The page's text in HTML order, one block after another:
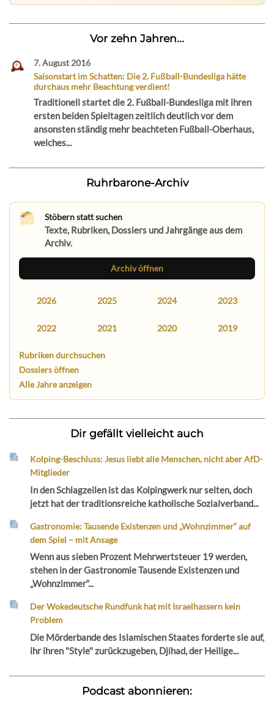
Vor zehn Jahren...
7. August 2016
Saisonstart im Schatten: Die 2. Fußball-Bundesliga hätte
durchaus mehr Beachtung verdient!
Traditionell startet die 2. Fußball-Bundesliga mit ihren
ersten beiden Spieltagen zeitlich deutlich vor dem
ansonsten ständig mehr beachteten Fußball-Oberhaus,
welches...
Ruhrbarone-Archiv
Stöbern statt suchen
Texte, Rubriken, Dossiers und Jahrgänge aus dem
Archiv.
Archiv öffnen
2026 2025 2024 2023
2022 2021 2020 2019
Rubriken durchsuchen
Dossiers öffnen
Alle Jahre anzeigen
Dir gefällt vielleicht auch
Kolping-Beschluss: Jesus liebt alle Menschen, nicht aber AfD-
Mitglieder
In den Schlagzeilen ist das Kolpingwerk nur selten, doch
jetzt hat der traditionsreiche katholische Sozialverband...
Gastronomie: Tausende Existenzen und „Wohnzimmer“ auf
dem Spiel – mit Ansage
Wenn aus sieben Prozent Mehrwertsteuer 19 werden,
stehen in der Gastronomie Tausende Existenzen und
„Wohnzimmer“...
Der Wokedeutsche Rundfunk hat mit Israelhassern kein
Problem
Die Mörderbande des Islamischen Staates forderte sie auf,
ihr ihren "Style" zurückzugeben, Djihad, der Heilige...
Podcast abonnieren: